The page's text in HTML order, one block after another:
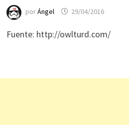
porÁngel 29/04/2016
Fuente: http://owlturd.com/